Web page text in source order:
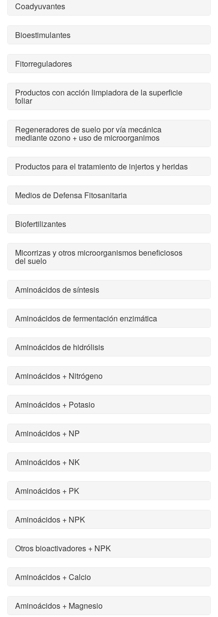
Coadyuvantes
Bioestimulantes
Fitorreguladores
Productos con acción limpiadora de la superficie
foliar
Regeneradores de suelo por vía mecánica
mediante ozono + uso de microorganimos
Productos para el tratamiento de injertos y heridas
Medios de Defensa Fitosanitaria
Biofertilizantes
Micorrizas y otros microorganismos beneficiosos
del suelo
Aminoácidos de síntesis
Aminoácidos de fermentación enzimática
Aminoácidos de hidrólisis
Aminoácidos + Nitrógeno
Aminoácidos + Potasio
Aminoácidos + NP
Aminoácidos + NK
Aminoácidos + PK
Aminoácidos + NPK
Otros bioactivadores + NPK
Aminoácidos + Calcio
Aminoácidos + Magnesio